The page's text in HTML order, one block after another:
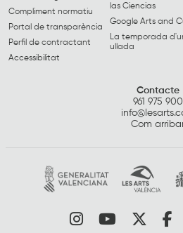
Compliment normatiu
Portal de transparència
Perfil de contractant
Accessibilitat
las Ciencias
Google Arts and
La temporada
ullada
Contacte
961 975 900
Com
Link aLink a